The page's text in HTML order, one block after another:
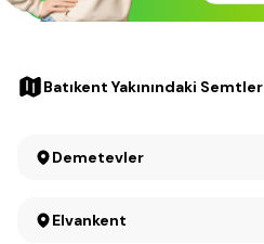
Batıkent Yakınındaki Semtler
Demetevler
Elvankent